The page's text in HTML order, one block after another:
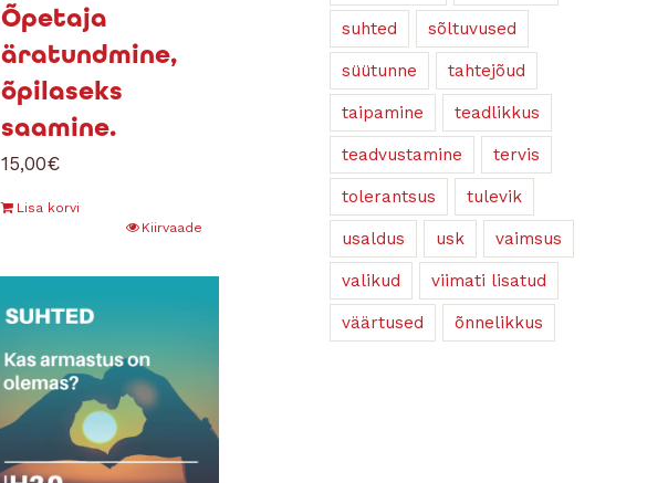
Õpetaja
äratundmine,
õpilaseks
saamine.
15,00€
Lisa korvi
Kiirvaade
suhted sõltuvused
süütunne tahtejõud
taipamine teadlikkus
teadvustamine tervis
tolerantsus tulevik
usaldus usk vaimsus
valikud viimati lisatud
väärtused õnnelikkus